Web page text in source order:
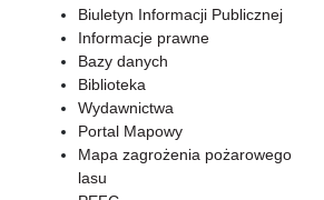
Biuletyn Informacji Publicznej
Informacje prawne
Bazy danych
Biblioteka
Wydawnictwa
Portal Mapowy
Mapa zagrożenia pożarowego
lasu